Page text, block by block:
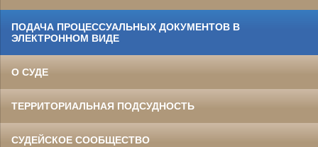
ПОДАЧА ПРОЦЕССУАЛЬНЫХ ДОКУМЕНТОВ В
ЭЛЕКТРОННОМ ВИДЕ
О СУДЕ
ТЕРРИТОРИАЛЬНАЯ ПОДСУДНОСТЬ
СУДЕЙСКОЕ СООБЩЕСТВО